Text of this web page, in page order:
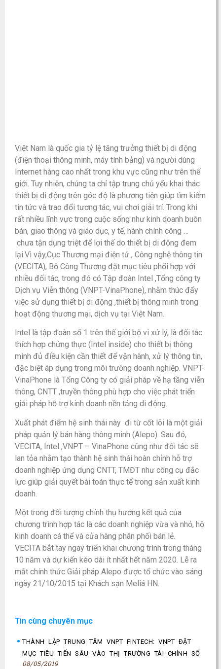
Việt Nam là quốc gia tỷ lệ tăng trưởng thiết bị di động
(điện thoại thông minh, máy tính bảng) và người dùng
Internet hàng cao nhất trong khu vực cũng như trên thế
giới. Tuy nhiên, chúng ta chỉ tập trung chủ yếu khai thác
thiết bị di động trên góc độ là phương tiện giúp tìm kiếm
tin tức và trao đổi tương tác, vui chơi giải trí. Trong khi
rất nhiều lĩnh vực trong cuộc sống như kinh doanh buôn
bán, giao thông và giáo dục, y tế, hành chính công …
chưa tận dụng triệt để lợi thế do thiết bị di động đem
lại.Vì vậy,Cục Thương mại điện tử , Công nghệ thông tin
(VECITA), Bộ Công Thương đặt mục tiêu phối hợp với
nhiều đối tác, trong đó có Tập đoàn Intel ,Tổng công ty
Dịch vụ Viễn thông (VNPT-VinaPhone), nhằm thúc đẩy
việc sử dụng thiết bị di động ,thiết bị thông minh trong
hoạt động thương mại, dịch vụ tại Việt Nam.
Intel là tập đoàn số 1 trên thế giới bộ vi xử lý, là đối tác
thích hợp chứng thực (Intel inside) cho thiết bị thông
minh đủ điều kiện cần thiết để vận hành, xử lý thông tin,
đặc biệt áp dụng trong môi trường doanh nghiệp. VNPT-
VinaPhone là Tổng Công ty có giải pháp về hạ tầng viễn
thông, CNTT ,truyền thông phù hợp cho việc phát triển
giải pháp hỗ trợ kinh doanh nền tảng di động.
Xuất phát điểm hệ sinh thái này đi từ cốt lõi là một giải
pháp quản lý bán hàng thông minh (Alepo). Sau đó,
VECITA, Intel ,VNPT – VinaPhone cũng như đối tác sẽ
lan tỏa nhằm tạo thành hệ sinh thái hoàn chỉnh hỗ trợ
doanh nghiệp ứng dụng CNTT, TMĐT như công cụ đắc
lực giúp giải quyết bài toán thực tế trong sản xuất kinh
doanh.
Một trong đối tượng chính thụ hưởng kết quả của
chương trình hợp tác là các doanh nghiệp vừa và nhỏ, hộ
kinh doanh cá thể và cửa hàng phân phối bán lẻ.
VECITA bắt tay ngay triển khai chương trình trong tháng
10 năm và dự kiến kéo dài ít nhất hết năm 2020. Lễ ra
mắt chính thức Giải pháp Alepo được tổ chức vào sáng
ngày 21/10/2015 tại Khách sạn Meliá HN.
Tin cùng chuyên mục
THÀNH LẬP TRUNG TÂM VNPT FINTECH: VNPT ĐẶT
MỤC TIÊU TIẾN SÂU VÀO THỊ TRƯỜNG TÀI CHÍNH SỐ
08/05/2019